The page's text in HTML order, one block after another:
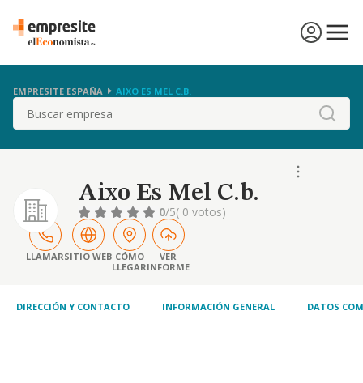
EMPRESITE ESPAÑA AIXO ES MEL C.B.
Buscar
Aixo Es Mel C.b.
0/5( 0 votos)
LLAMARSITIO WEB CÓMO
LLEGAR
VER
INFORME
DIRECCIÓN Y CONTACTO INFORMACIÓN GENERAL DATOS